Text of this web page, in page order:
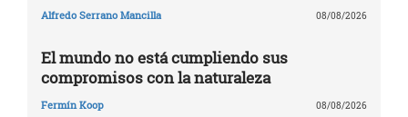
Alfredo Serrano Mancilla 08/08/2026
El mundo no está cumpliendo sus
compromisos con la naturaleza
Fermín Koop 08/08/2026